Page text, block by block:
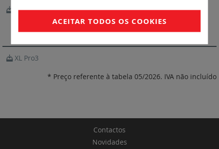
NotíciaTécnica_291829-08.pdf
SOFTWARE
XL Pro3
* Preço referente à tabela 05/2026. IVA não incluído
Contactos
Novidades
ACEITAR TODOS OS COOKIES